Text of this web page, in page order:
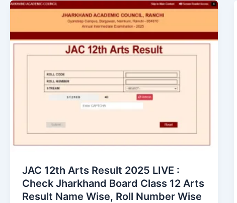
JAC 12th Arts Result 2025 LIVE :
Check Jharkhand Board Class 12 Arts
Result Name Wise, Roll Number Wise